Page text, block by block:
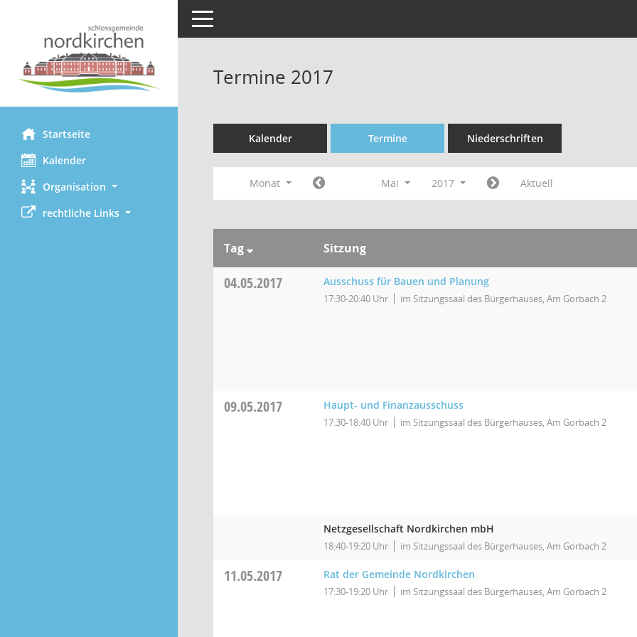
Startseite
Kalender
Organisation
rechtliche Links
Toggle navigation
Termine 2017
Kalender Termine Niederschriften
Monat Mai 2017 Aktuell
Tag Sitzung
04.05.2017 Ausschuss für Bauen und Planung
17:30-20:40 Uhr im Sitzungssaal des Bürgerhauses, Am Gorbach 2
09.05.2017 Haupt- und Finanzausschuss
17:30-18:40 Uhr im Sitzungssaal des Bürgerhauses, Am Gorbach 2
Netzgesellschaft Nordkirchen mbH
18:40-19:20 Uhr im Sitzungssaal des Bürgerhauses, Am Gorbach 2
11.05.2017 Rat der Gemeinde Nordkirchen
17:30-19:20 Uhr im Sitzungssaal des Bürgerhauses, Am Gorbach 2